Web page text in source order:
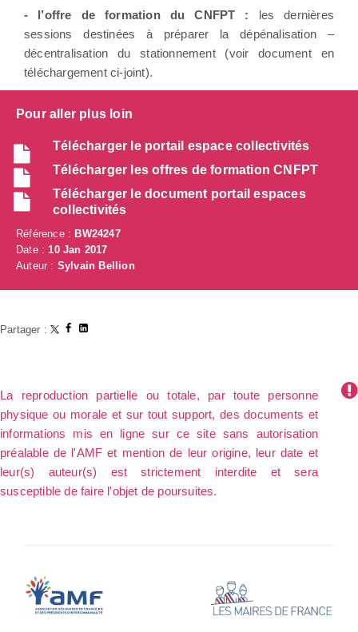
- l’offre de formation du CNFPT : les dernières
sessions destinées à préparer la dépénalisation –
décentralisation du stationnement (voir document en
téléchargement ci-joint).
Pour aller plus loin
Télécharger le portail espace collectivités
Télécharger les offres de formation CNFPT
Télécharger le document portail espaces
collectivités
Référence :BW24247
Date : 10 Jan 2017
Auteur : Sylvain Bellion
Partager :
La reproduction partielle ou totale, par toute personne
physique ou morale et sur tout support, des documents et
informations mis en ligne sur ce site sans autorisation
préalable de l'AMF et mention de leur origine, leur date et
leur(s) auteur(s) est strictement interdite et sera
susceptible de faire l'objet de poursuites.